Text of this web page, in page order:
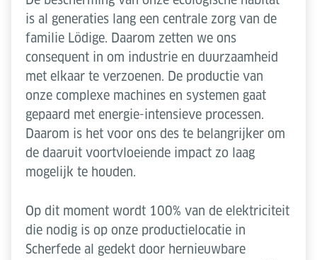
is al generaties lang een centrale zorg van de
familie Lödige. Daarom zetten we ons
consequent in om industrie en duurzaamheid
met elkaar te verzoenen. De productie van
onze complexe machines en systemen gaat
gepaard met energie-intensieve processen.
Daarom is het voor ons des te belangrijker om
de daaruit voortvloeiende impact zo laag
mogelijk te houden.
Op dit moment wordt 100% van de elektriciteit
die nodig is op onze productielocatie in
Scherfede al gedekt door hernieuwbare